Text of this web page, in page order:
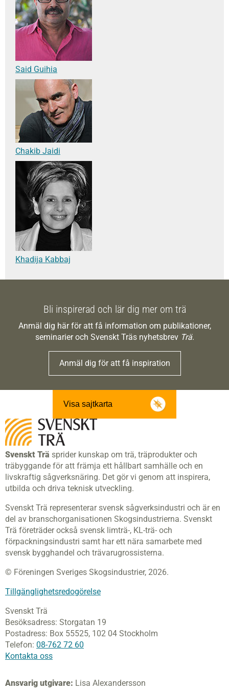
Said Guihia
Chakib Jaidi
Khadija Kabbaj
Bli inspirerad och lär dig mer om trä
Anmäl dig här för att få information om publikationer,
seminarier och Svenskt Träs nyhetsbrev Trä.
Anmäl dig för att få inspiration
Visa sajtkarta
Svenskt Trä sprider kunskap om trä, träprodukter och
träbyggande för att främja ett hållbart samhälle och en
livskraftig sågverksnäring. Det gör vi genom att inspirera,
utbilda och driva teknisk utveckling.
Svenskt Trä representerar svensk sågverksindustri och är en
del av branschorganisationen Skogsindustrierna. Svenskt
Trä företräder också svensk limträ-, KL-trä- och
förpackningsindustri samt har ett nära samarbete med
svensk bygghandel och trävarugrossisterna.
© Föreningen Sveriges Skogsindustrier, 2026.
Tillgänglighetsredogörelse
Svenskt Trä
Besöksadress: Storgatan 19
Postadress: Box 55525, 102 04 Stockholm
Telefon: 08-762 72 60
Kontakta oss
Ansvarig utgivare: Lisa Alexandersson